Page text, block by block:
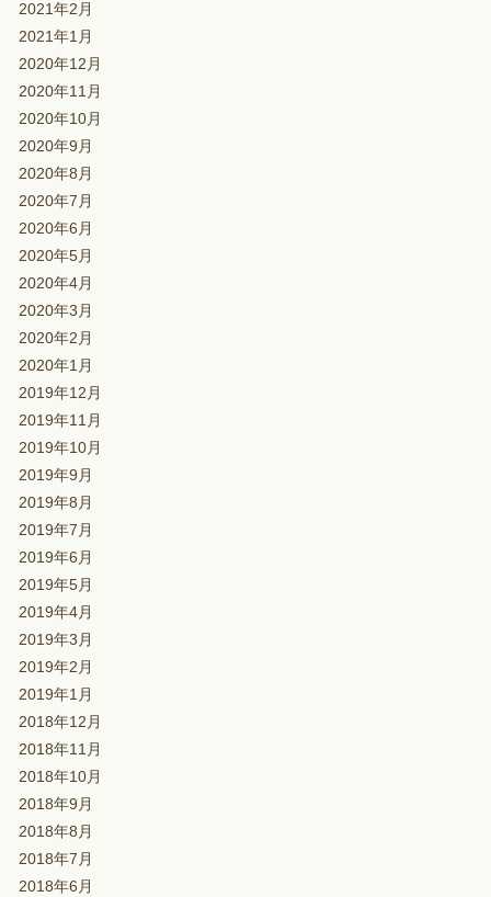
2021年2月
2021年1月
2020年12月
2020年11月
2020年10月
2020年9月
2020年8月
2020年7月
2020年6月
2020年5月
2020年4月
2020年3月
2020年2月
2020年1月
2019年12月
2019年11月
2019年10月
2019年9月
2019年8月
2019年7月
2019年6月
2019年5月
2019年4月
2019年3月
2019年2月
2019年1月
2018年12月
2018年11月
2018年10月
2018年9月
2018年8月
2018年7月
2018年6月